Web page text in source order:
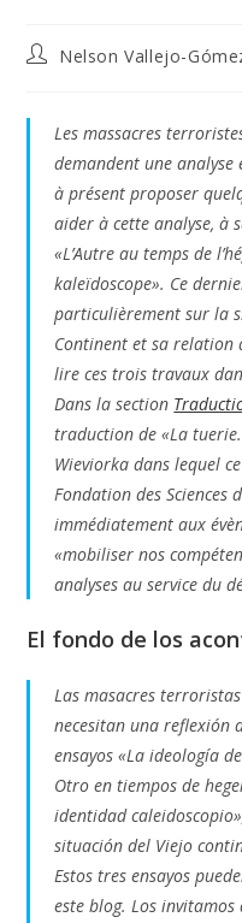
Autor
entrada:
Nelson Vallejo-
Les massacres
demandent une
à présent proposer
aider à cette analyse, à
«L’Autre au temps de
kaleïdoscope». Ce
particulièrement sur la
Continent et sa relation
lire ces trois travaux
Dans la section
traduction de «La
Wieviorka dans lequel
Fondation des Sciences
immédiatement aux
«mobiliser nos
analyses au service du
El fondo de los
Las masacres
necesitan una reflexión
ensayos «La ideología
Otro en tiempos de
identidad
situación del Viejo
Estos tres ensayos
este blog. Los